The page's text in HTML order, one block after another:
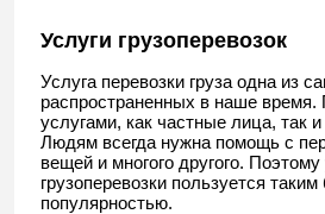
Услуги грузоперевозок
Услуга перевозки груза одна из
распространенных в наше время.
услугами, как частные лица, так и
Людям всегда нужна помощь с
вещей и многого другого. Поэтому
грузоперевозки пользуется
популярностью.